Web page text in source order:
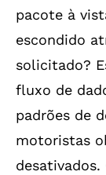
pacote à
escondido
solicitado?
fluxo de
padrões de
motoristas